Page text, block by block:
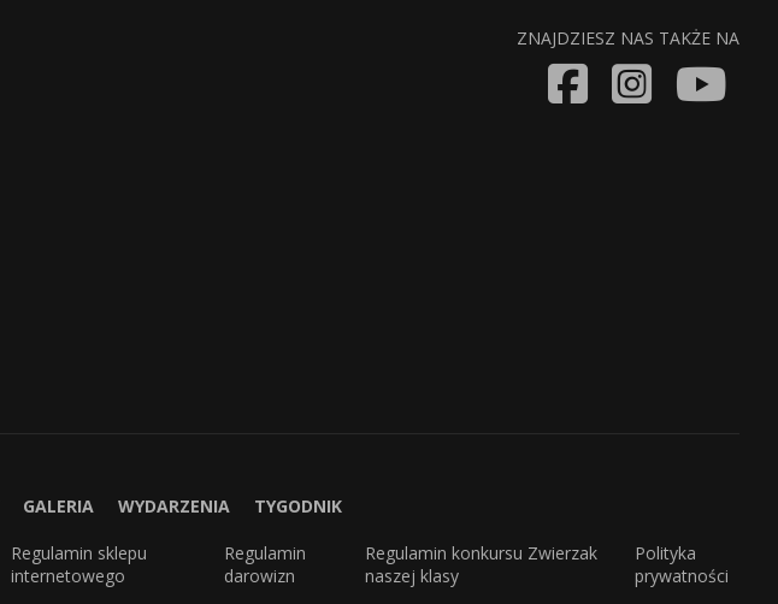
ZNAJDZIESZ NAS TAKŻE NA
GALERIA WYDARZENIA TYGODNIK
Regulamin sklepu
internetowego
Regulamin
darowizn
Regulamin konkursu Zwierzak
naszej klasy
Polityka
prywatności